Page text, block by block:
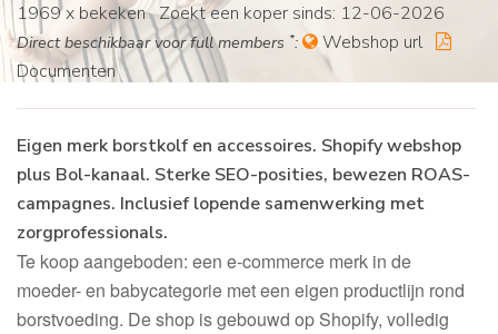
1969 x bekeken Zoekt een koper sinds: 12-06-2026
Direct beschikbaar voor full members *:
Webshop url
Documenten
Eigen merk borstkolf en accessoires. Shopify webshop
plus Bol-kanaal. Sterke SEO-posities, bewezen ROAS-
campagnes. Inclusief lopende samenwerking met
zorgprofessionals.
Te koop aangeboden: een e-commerce merk in de
moeder- en babycategorie met een eigen productlijn rond
borstvoeding. De shop is gebouwd op Shopify, volledig